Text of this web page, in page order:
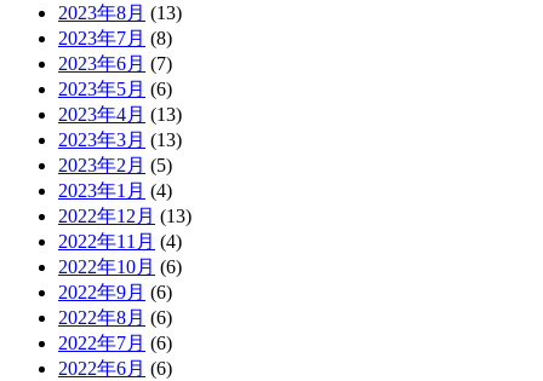
2023年8月 (13)
2023年7月 (8)
2023年6月 (7)
2023年5月 (6)
2023年4月 (13)
2023年3月 (13)
2023年2月 (5)
2023年1月 (4)
2022年12月 (13)
2022年11月 (4)
2022年10月 (6)
2022年9月 (6)
2022年8月 (6)
2022年7月 (6)
2022年6月 (6)